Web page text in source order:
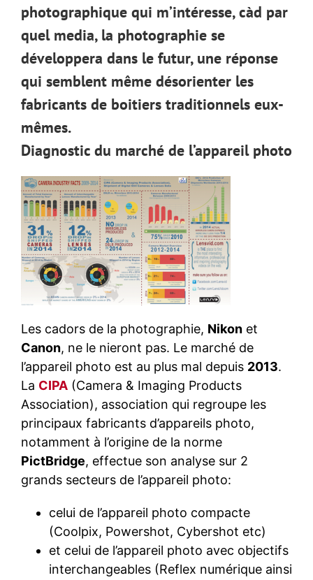
photographique qui m’intéresse, càd par
quel media, la photographie se
développera dans le futur, une réponse
qui semblent même désorienter les
fabricants de boitiers traditionnels eux-
mêmes.
Diagnostic du marché de l’appareil photo
Les cadors de la photographie, Nikon et
Canon, ne le nieront pas. Le marché de
l’appareil photo est au plus mal depuis 2013.
La CIPA (Camera & Imaging Products
Association), association qui regroupe les
principaux fabricants d’appareils photo,
notamment à l’origine de la norme
PictBridge, effectue son analyse sur 2
grands secteurs de l’appareil photo:
celui de l’appareil photo compacte
(Coolpix, Powershot, Cybershot etc)
et celui de l’appareil photo avec objectifs
interchangeables (Reflex numérique ainsi